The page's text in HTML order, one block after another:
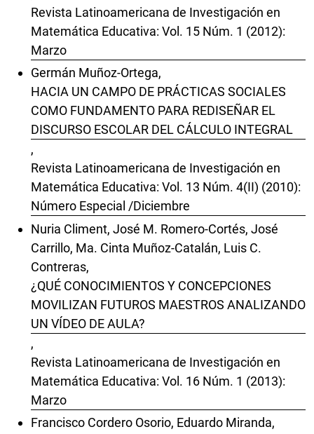
Revista Latinoamericana de Investigación en
Matemática Educativa: Vol. 15 Núm. 1 (2012):
Marzo
Germán Muñoz-Ortega,
HACIA UN CAMPO DE PRÁCTICAS SOCIALES
COMO FUNDAMENTO PARA REDISEÑAR EL
DISCURSO ESCOLAR DEL CÁLCULO INTEGRAL
,
Revista Latinoamericana de Investigación en
Matemática Educativa: Vol. 13 Núm. 4(II) (2010):
Número Especial /Diciembre
Nuria Climent, José M. Romero-Cortés, José
Carrillo, Ma. Cinta Muñoz-Catalán, Luis C.
Contreras,
¿QUÉ CONOCIMIENTOS Y CONCEPCIONES
MOVILIZAN FUTUROS MAESTROS ANALIZANDO
UN VÍDEO DE AULA?
,
Revista Latinoamericana de Investigación en
Matemática Educativa: Vol. 16 Núm. 1 (2013):
Marzo
Francisco Cordero Osorio, Eduardo Miranda,